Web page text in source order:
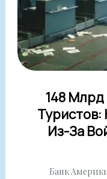
148
Из-За
Банк